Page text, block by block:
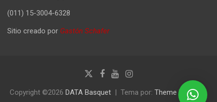
(011) 15-3004-6328
Sitio creado por Gastón Schafer
Copyright ©2026 DATA Basquet Tema por: Theme Horse